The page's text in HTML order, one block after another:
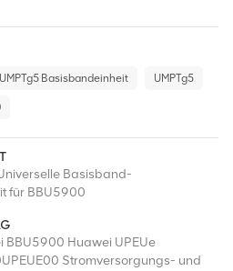
Basisbandeinheit UMPTg5
Basisband-
für BBU5900
BBU5900 Huawei UPEUe
Stromversorgungs- und